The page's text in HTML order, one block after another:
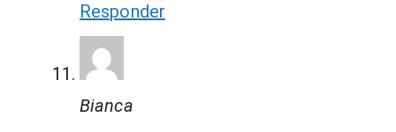
Responder
Bianca